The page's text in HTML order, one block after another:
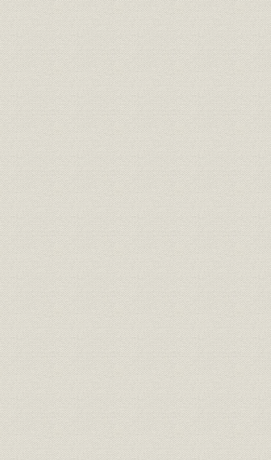
清水隧道
ループ線工事
(3) 熱海線の建設工事
線路選定
線路の情勢
工事の概況
丹那隧道
4 中部地方
(1) 概要
(2) 高山線の建設工事
(3) 飛越線の建設工事
5 近畿地方
(1) 概要
(2) 紀勢線の建設工事
6 中国地方
(1) 概要
(2) 姫津線の建設工事
7 四国地方